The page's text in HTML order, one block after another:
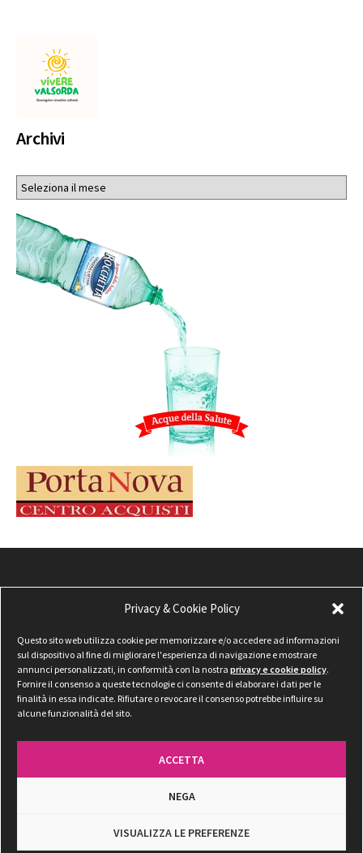
Privacy & Cookie Policy
Questo sito web utilizza cookie per memorizzare e/o accedere ad informazioni
sul dispositivo al fine di migliorare l'esperienza di navigazione e mostrare
annunci personalizzati, in conformità con la nostra privacy e cookie policy.
Fornire il consenso a queste tecnologie ci consente di elaborare i dati per le
finalità in essa indicate. Rifiutare o revocare il consenso potrebbe influire su
alcune funzionalità del sito.
ACCETTA
NEGA
VISUALIZZA LE PREFERENZE
Archivi
Archivi